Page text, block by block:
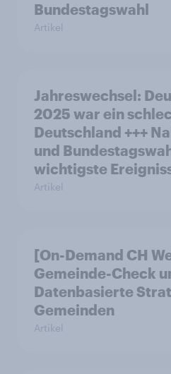
Bundestagswahl
Artikel
Jahreswechsel:
2025 war ein
Deutschland +++
und
wichtigste
Artikel
[On-Demand CH
Gemeinde-Check
Datenbasierte
Gemeinden
Artikel